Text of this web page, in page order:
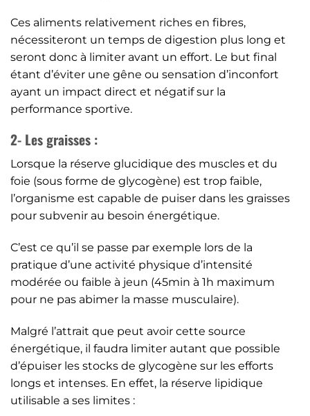
Ces aliments relativement riches en fibres,
nécessiteront un temps de digestion plus long et
seront donc à limiter avant un effort. Le but final
étant d’éviter une gêne ou sensation d’inconfort
ayant un impact direct et négatif sur la
performance sportive.
2- Les graisses :
Lorsque la réserve glucidique des muscles et du
foie (sous forme de glycogène) est trop faible,
l’organisme est capable de puiser dans les graisses
pour subvenir au besoin énergétique.
C’est ce qu’il se passe par exemple lors de la
pratique d’une activité physique d’intensité
modérée ou faible à jeun (45min à 1h maximum
pour ne pas abimer la masse musculaire).
Malgré l’attrait que peut avoir cette source
énergétique, il faudra limiter autant que possible
d’épuiser les stocks de glycogène sur les efforts
longs et intenses. En effet, la réserve lipidique
utilisable a ses limites :